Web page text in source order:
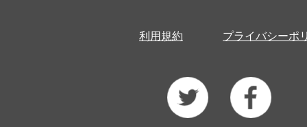
利用規約 プライバシーポ